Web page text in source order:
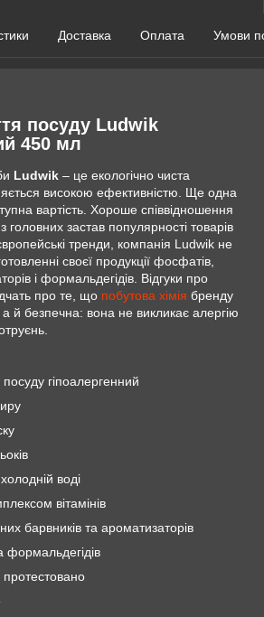
Доставка Оплата Умови
посуду Ludwik
450 мл
Ludwik – це екологічно чиста
високою ефективністю. Ще одна
вартість. Хороше співвідношення
головних застав популярності товарів
тренди, компанія Ludwik не
своєї продукції фосфатів,
і формальдегідів. Відгуки про
про те, що побутова хімія бренду
й безпечна: вона не викликає алергію
гіпоалергенний
воді
вітамінів
барвників та ароматизаторів
формальдегідів